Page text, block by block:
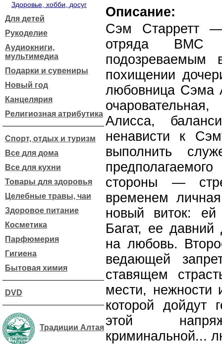
Здоровье, хобби, досуг
Для детей
Рукоделие
Аудиокниги,
мультимедиа
Подарки и сувениры
Новый год
Канцелярия
Религиозная атрибутика
Спорт, отдых и туризм
Все для дома
Все для кухни
Товары для здоровья
Целебные травы, чаи
Здоровое питание
Косметика
Парфюмерия
Гигиена
Бытовая химия
DVD
Традиции Алтая
Описание:
Сэм Старретт —
отряда ВМС
похищении
любовница Сэма
Алисса,
ненависти к
выполнить
стороны —
временем
новый виток:
Багат, ее
на любовь.
ведающей
ставящем
мести, нежности
которой дойдут
этой
криминальной...